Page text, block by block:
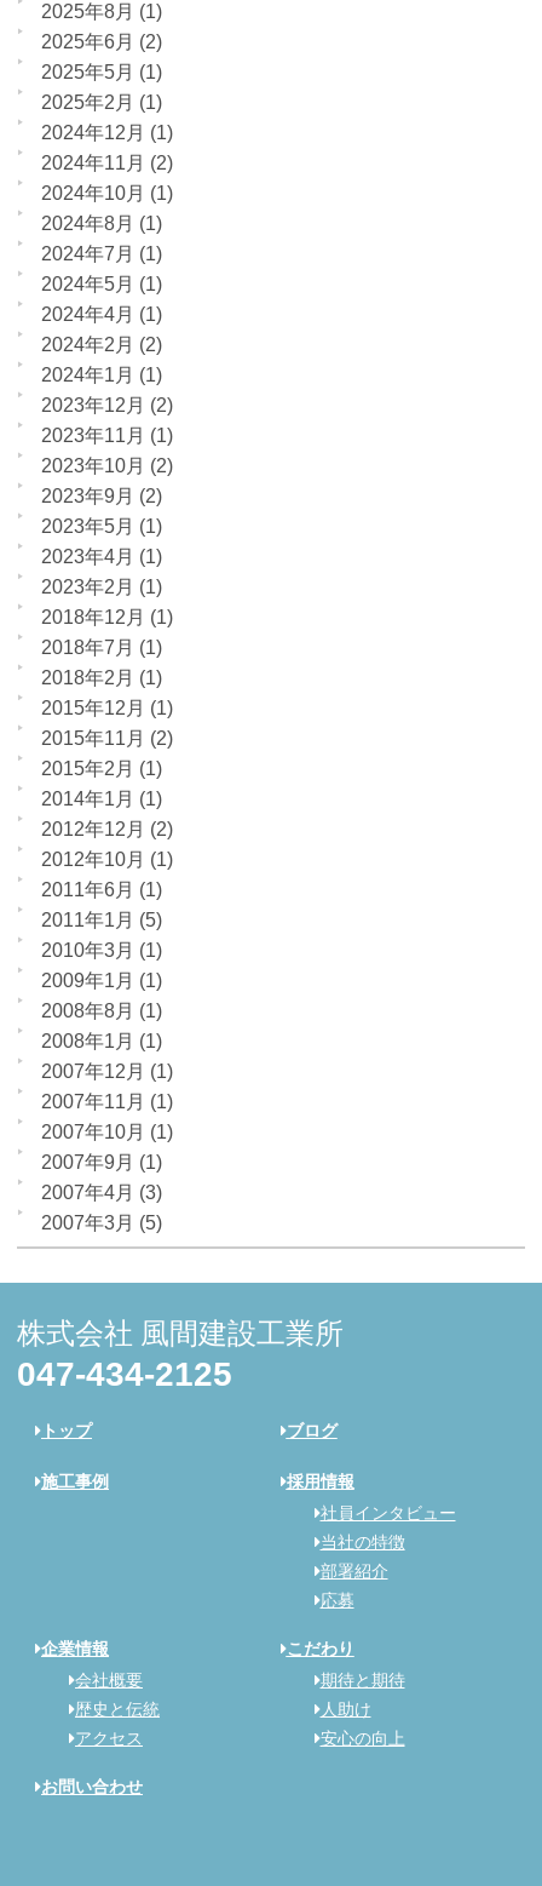
2025年8月 (1)
2025年6月 (2)
2025年5月 (1)
2025年2月 (1)
2024年12月 (1)
2024年11月 (2)
2024年10月 (1)
2024年8月 (1)
2024年7月 (1)
2024年5月 (1)
2024年4月 (1)
2024年2月 (2)
2024年1月 (1)
2023年12月 (2)
2023年11月 (1)
2023年10月 (2)
2023年9月 (2)
2023年5月 (1)
2023年4月 (1)
2023年2月 (1)
2018年12月 (1)
2018年7月 (1)
2018年2月 (1)
2015年12月 (1)
2015年11月 (2)
2015年2月 (1)
2014年1月 (1)
2012年12月 (2)
2012年10月 (1)
2011年6月 (1)
2011年1月 (5)
2010年3月 (1)
2009年1月 (1)
2008年8月 (1)
2008年1月 (1)
2007年12月 (1)
2007年11月 (1)
2007年10月 (1)
2007年9月 (1)
2007年4月 (3)
2007年3月 (5)
株式会社 風間建設工業所
047-434-2125
トップ ブログ
施工事例
採用情報
社員インタビュー
当社の特徴
部署紹介
応募
企業情報
会社概要
歴史と伝統
アクセス
こだわり
期待と期待
人助け
安心の向上
お問い合わせ